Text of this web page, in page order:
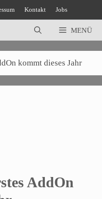
Kontakt Jobs
MENÜ
kommt dieses Jahr
AddOn